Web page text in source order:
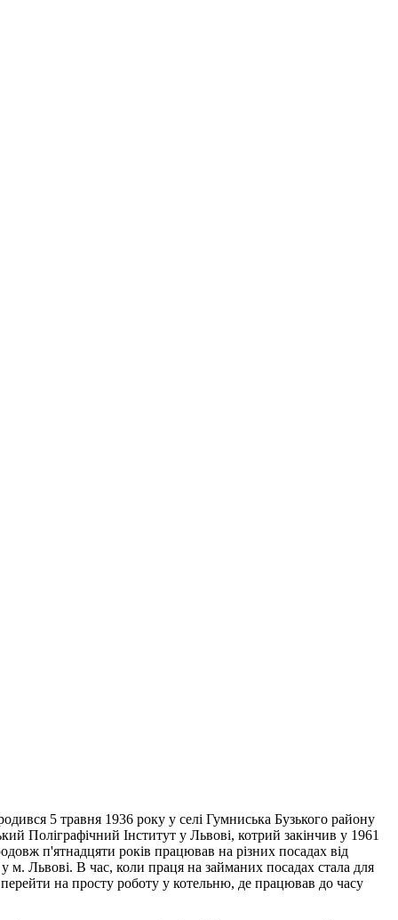
5 травня 1936 року у селі Гумниська Бузького району
Поліграфічний Інститут у Львові, котрий закінчив у 1961
п'ятнадцяти років працював на різних посадах від
м. Львові. В час, коли праця на займаних посадах стала для
на просту роботу у котельню, де працював до часу